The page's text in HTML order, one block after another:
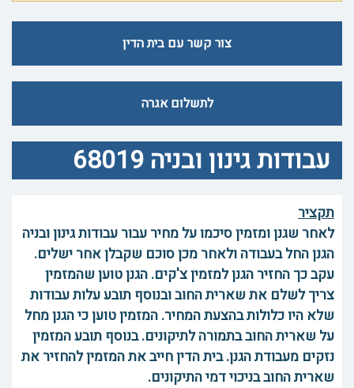
צור קשר עם בית הדין
לתשלום אגרה
עבודות גינון ובניה 68019
תקציר
לאחר שגנן ומזמין סיכמו על מחיר עבור עבודות גינון ובניה
הגנן החל בעבודה ולאחר מכן סוכם שקבלן אחר ישלים.
עקב כך החזיר הגנן למזמין צ'קים. הגנן טוען שהמזמין
צריך לשלם את שארית החוב ובנוסף תובע עלות עבודות
שלא היו כלולות בהצעת המחיר. המזמין טוען כי הגנן מחל
על שארית החוב בתמורה לתיקונים. בנוסף תובע המזמין
נזקים מעבודת הגנן. בית הדין חייב את המזמין להחזיר את
שארית החוב בניכוי דמי התיקונים.